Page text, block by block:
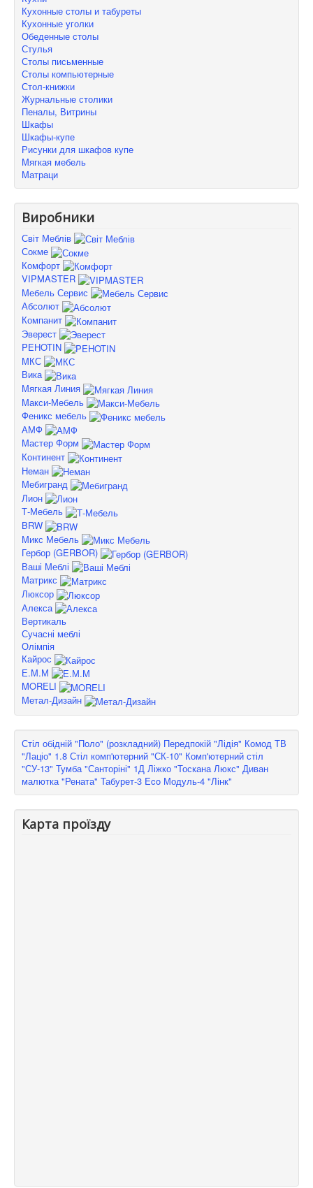
Кухонные столы и табуреты
Кухонные уголки
Обеденные столы
Стулья
Столы письменные
Столы компьютерные
Стол-книжки
Журнальные столики
Пеналы, Витрины
Шкафы
Шкафы-купе
Рисунки для шкафов купе
Мягкая мебель
Матраци
Виробники
Світ Меблів
Сокме
Комфорт
VIPMASTER
Мебель Сервис
Абсолют
Компанит
Эверест
PEHOTIN
МКС
Вика
Мягкая Линия
Макси-Мебель
Феникс мебель
АМФ
Мастер Форм
Континент
Неман
Мебигранд
Лион
Т-Мебель
BRW
Микс Мебель
Гербор (GERBOR)
Ваші Меблі
Матрикс
Люксор
Алекса
Вертикаль
Сучасні меблі
Олімпія
Кайрос
Е.М.М
MORELI
Метал-Дизайн
Стіл обідній "Поло" (розкладний) Передпокій "Лідія" Комод ТВ
"Лаціо" 1.8 Стіл комп'ютерний "СК-10" Комп'ютерний стіл
"СУ-13" Тумба "Санторіні" 1Д Ліжко "Тоскана Люкс" Диван
малютка "Рената" Табурет-3 Eco Модуль-4 "Лінк"
Карта проїзду